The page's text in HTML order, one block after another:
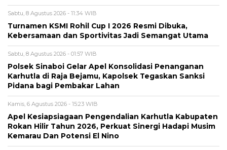
Sabtu, 8 Agustus 2026 - 11:34 WIB
Turnamen KSMI Rohil Cup I 2026 Resmi Dibuka,
Kebersamaan dan Sportivitas Jadi Semangat Utama
Sabtu, 8 Agustus 2026 - 01:57 WIB
Polsek Sinaboi Gelar Apel Konsolidasi Penanganan
Karhutla di Raja Bejamu, Kapolsek Tegaskan Sanksi
Pidana bagi Pembakar Lahan
Kamis, 6 Agustus 2026 - 15:23 WIB
Apel Kesiapsiagaan Pengendalian Karhutla Kabupaten
Rokan Hilir Tahun 2026, Perkuat Sinergi Hadapi Musim
Kemarau Dan Potensi El Nino